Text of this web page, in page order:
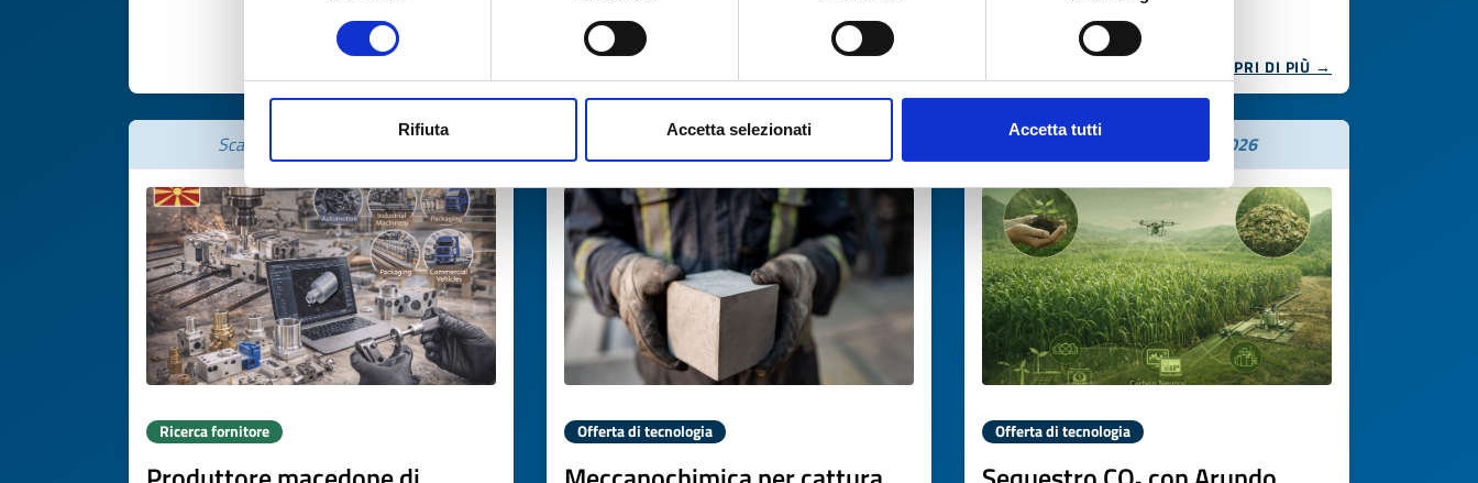
Rifiuta Accetta selezionati Accetta tutti
SCOPRI DI PIÙ →
Scade il 24 novembre 2026
Ricerca fornitore
Scade il21 novembre 2026
Offerta di tecnologia
Scade il 09 dicembre 2026
Offerta di tecnologia